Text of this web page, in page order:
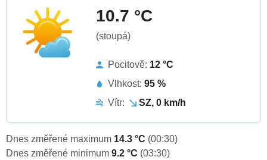
10.7 °C
(stoupá)
Pocitově: 12 °C
Vlhkost: 95 %
Vítr:
SZ, 0 km/h
Dnes změřené maximum 14.3 °C (00:30)
Dnes změřené minimum 9.2 °C (03:30)